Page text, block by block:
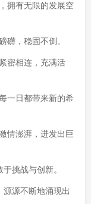
拥有无限的发展空
礴，稳固不倒。
密相连，充满活
一日都带来新的希
情澎湃，迸发出巨
挑战与创新。
源不断地涌现出